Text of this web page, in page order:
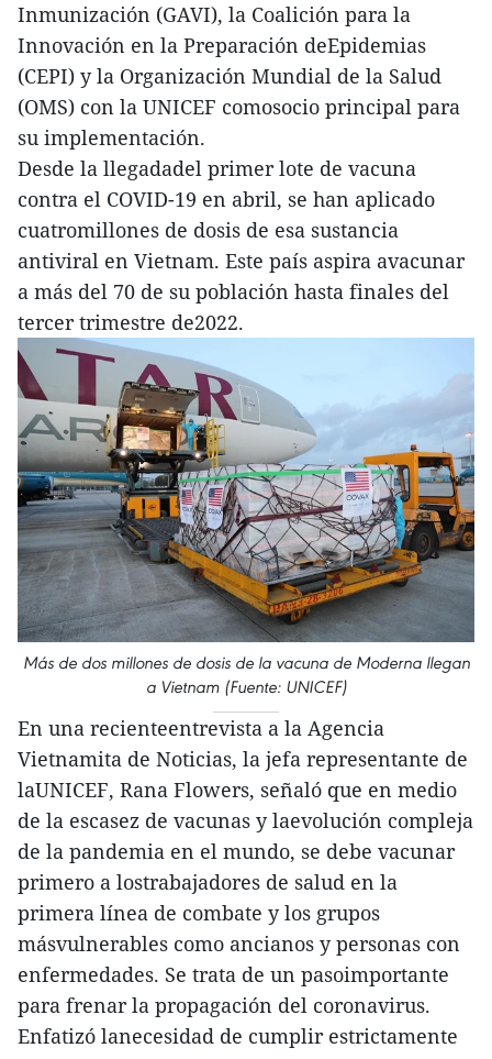
Inmunización (GAVI), la Coalición para la
Innovación en la Preparación deEpidemias
(CEPI) y la Organización Mundial de la Salud
(OMS) con la UNICEF comosocio principal para
su implementación.
Desde la llegadadel primer lote de vacuna
contra el COVID-19 en abril, se han aplicado
cuatromillones de dosis de esa sustancia
antiviral en Vietnam. Este país aspira avacunar
a más del 70 de su población hasta finales del
tercer trimestre de2022.
Más de dos millones de dosis de la vacuna de Moderna llegan
a Vietnam (Fuente: UNICEF)
En una recienteentrevista a la Agencia
Vietnamita de Noticias, la jefa representante de
laUNICEF, Rana Flowers, señaló que en medio
de la escasez de vacunas y laevolución compleja
de la pandemia en el mundo, se debe vacunar
primero a lostrabajadores de salud en la
primera línea de combate y los grupos
másvulnerables como ancianos y personas con
enfermedades. Se trata de un pasoimportante
para frenar la propagación del coronavirus.
Enfatizó lanecesidad de cumplir estrictamente